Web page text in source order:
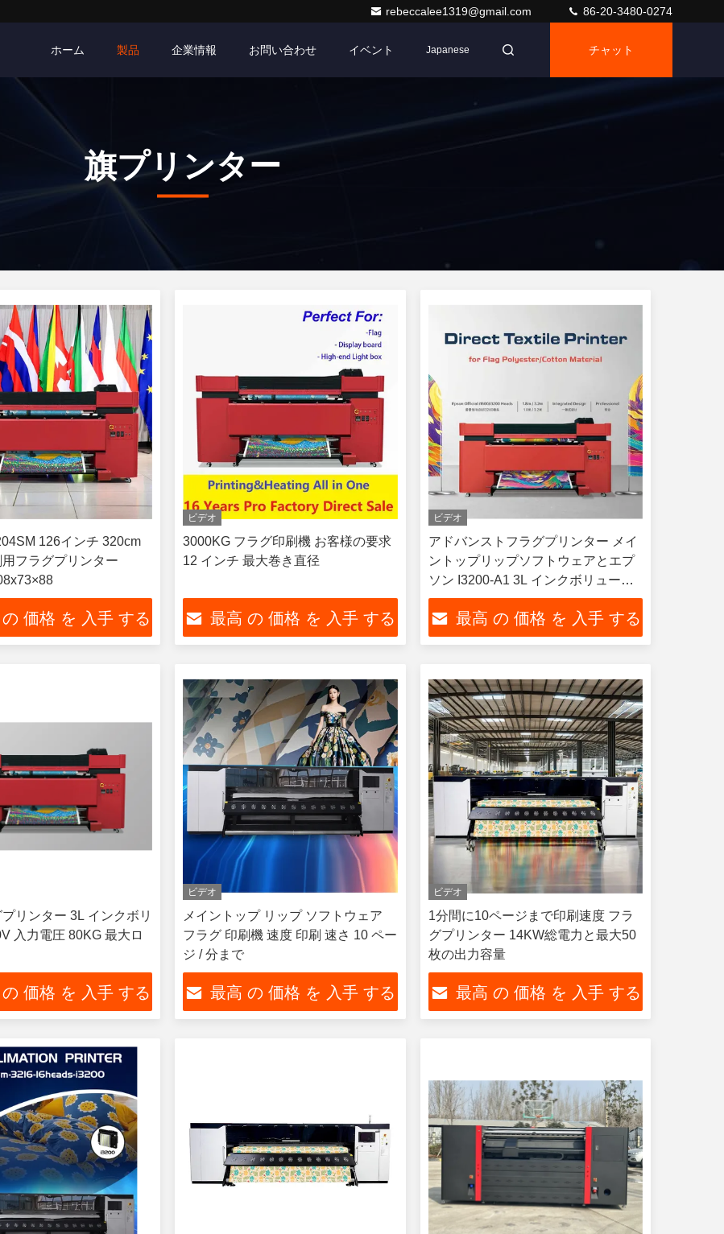
rebeccalee1319@gmail.com 86-20-3480-0274
ホーム 製品 企業情報 お問い合わせ イベント Japanese チャット
旗プリンター
126インチ 320cm
フラグプリンター
価格 を 入手 する
ビデオ
3000KG フラグ印刷機 お客様の要求
12 インチ 最大巻き直径
最高 の 価格 を 入手 する
ビデオ
アドバンストフラグプリンター メイ
ントップリップソフトウェアとエプ
ソン I3200-A1 3L インクボリューム
のプリンタヘッド
最高 の 価格 を 入手 する
リンター 3L インクボリ
入力電圧 80KG 最大ロ
価格 を 入手 する
ビデオ
メイントップ リップ ソフトウェア
フラグ 印刷機 速度 印刷 速さ 10 ペー
ジ / 分まで
最高 の 価格 を 入手 する
ビデオ
1分間に10ページまで印刷速度 フラ
グプリンター 14KW総電力と最大50
枚の出力容量
最高 の 価格 を 入手 する